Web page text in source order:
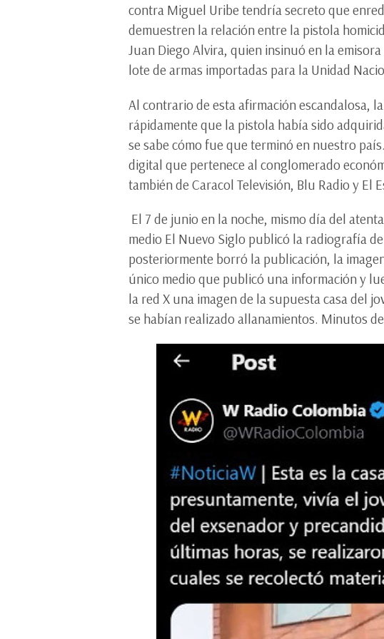
contra Miguel Uribe tendría secreto que
demuestren la relación entre la pistola
Juan Diego Alvira, quien insinuó en la
lote de armas importadas para la Unidad
Al contrario de esta afirmación escandalosa,
rápidamente que la pistola había sido
se sabe cómo fue que terminó en nuestro
digital que pertenece al conglomerado
también de Caracol Televisión, Blu Radio y El
El 7 de junio en la noche, mismo día del
medio El Nuevo Siglo publicó la radiografía
posteriormente borró la publicación, la
único medio que publicó una información y
la red X una imagen de la supuesta casa del
se habían realizado allanamientos. Minutos